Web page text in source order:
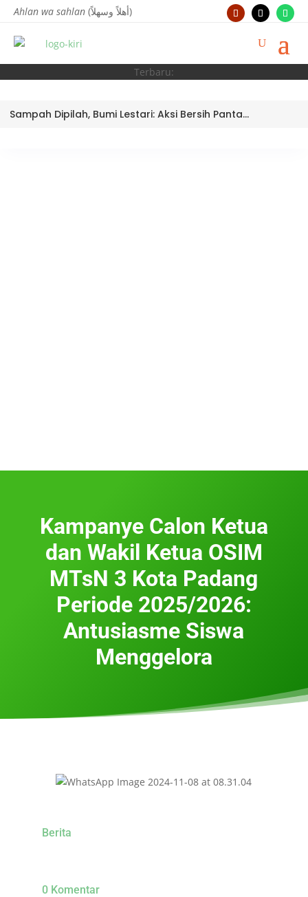
Ahlan wa sahlan (أهلاً وسهلاً)
Terbaru:
Sampah Dipilah, Bumi Lestari: Aksi Bersih Pantai Ujung Batu oleh Tim Bank Sampah MTsN 3 Kota Padang
Kampanye Calon Ketua
dan Wakil Ketua OSIM
MTsN 3 Kota Padang
Periode 2025/2026:
Antusiasme Siswa
Menggelora
Berita
0 Komentar